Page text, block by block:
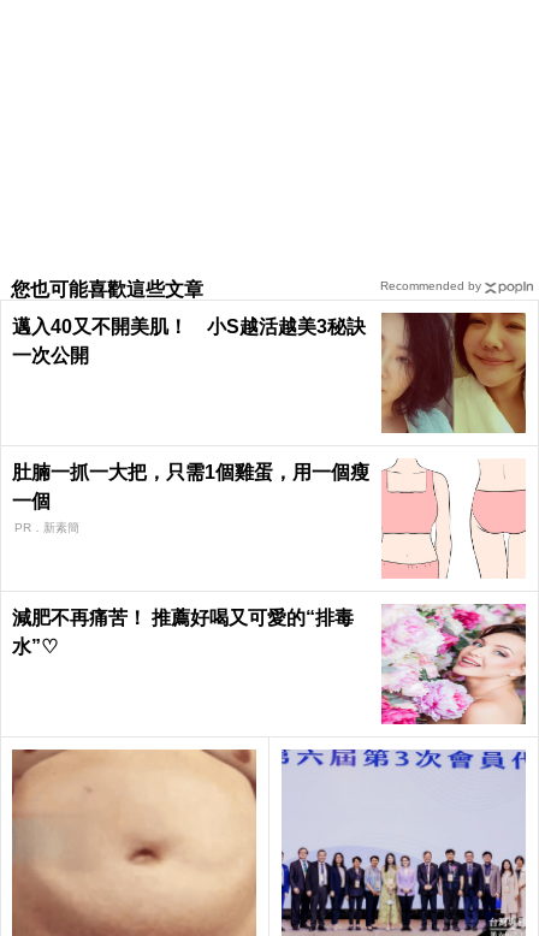
您也可能喜歡這些文章
邁入40又不開美肌！ 小S越活越美3秘訣
一次公開
肚腩一抓一大把，只需1個雞蛋，用一個瘦
一個
PR．新素簡
減肥不再痛苦！ 推薦好喝又可愛的“排毒
水”♡
Recommended by